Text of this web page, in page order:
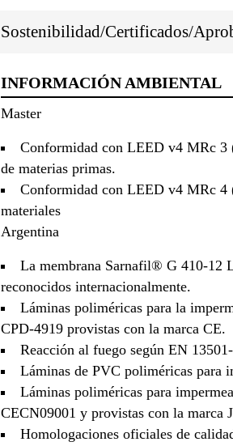
Sostenibilidad/Certificados/
INFORMACIÓN AMBIENTAL
Master
Conformidad con LEED v4 MRc 3
de materias primas.
Conformidad con LEED v4 MRc 4
materiales
Argentina
La membrana Sarnafil® G 410-12
reconocidos internacionalmente.
Láminas poliméricas para la
CPD-4919 provistas con la marca CE.
Reacción al fuego según EN
Láminas de PVC poliméricas para
Láminas poliméricas para
CECN09001 y provistas con la marca
Homologaciones oficiales de